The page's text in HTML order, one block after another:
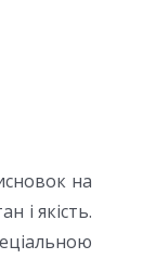
на
і якість.